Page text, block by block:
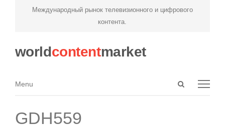
Международный рынок телевизионного и цифрового
контента.
worldcontentmarket
Open
Menu
Menu
GDH559